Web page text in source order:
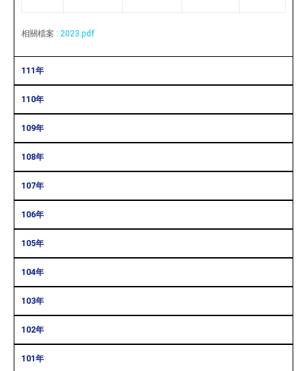
相關檔案 : 2023.pdf
111年
110年
109年
108年
107年
106年
105年
104年
103年
102年
101年